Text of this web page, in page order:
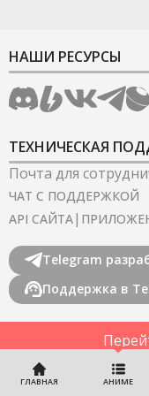
ГЛАВНАЯ АНИМЕ
НАШИ РЕСУРСЫ
ТЕХНИЧЕСКАЯ
Почта для
ЧАТ С ПОДДЕРЖКОЙ
API САЙТА|
Telegram
Поддержка в
©2022-2026